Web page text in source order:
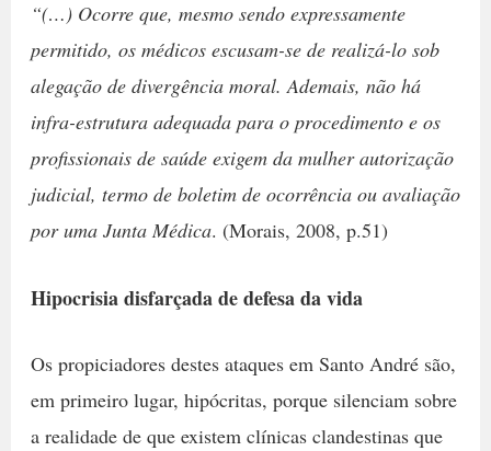
“(…) Ocorre que, mesmo sendo expressamente
permitido, os médicos escusam-se de realizá-lo sob
alegação de divergência moral. Ademais, não há
infra-estrutura adequada para o procedimento e os
profissionais de saúde exigem da mulher autorização
judicial, termo de boletim de ocorrência ou avaliação
por uma Junta Médica. (Morais, 2008, p.51)
Hipocrisia disfarçada de defesa da vida
Os propiciadores destes ataques em Santo André são,
em primeiro lugar, hipócritas, porque silenciam sobre
a realidade de que existem clínicas clandestinas que